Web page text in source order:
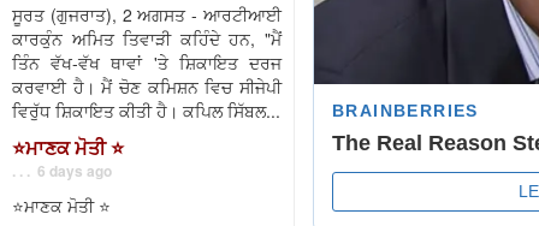
ਸੂਰਤ (ਗੁਜਰਾਤ), 2 ਅਗਸਤ - ਆਰਟੀਆਈ
ਕਾਰਕੁੰਨ ਅਮਿਤ ਤਿਵਾੜੀ ਕਹਿੰਦੇ ਹਨ, "ਮੈਂ
ਤਿੰਨ ਵੱਖ-ਵੱਖ ਥਾਵਾਂ 'ਤੇ ਸ਼ਿਕਾਇਤ ਦਰਜ
ਕਰਵਾਈ ਹੈ। ਮੈਂ ਚੋਣ ਕਮਿਸ਼ਨ ਵਿਚ ਸੀਜੇਪੀ
ਵਿਰੁੱਧ ਸ਼ਿਕਾਇਤ ਕੀਤੀ ਹੈ। ਕਪਿਲ ਸਿੱਬਲ...
⭐️ਮਾਣਕ ਮੋਤੀ ⭐️
. . . 6 days ago
⭐️ਮਾਣਕ ਮੋਤੀ ⭐️